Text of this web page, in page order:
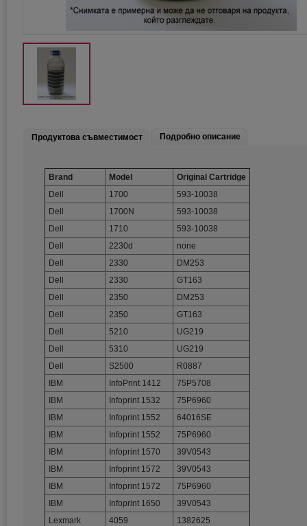
Продуктова съвместимост Подробно описание
Brand Model
Original Cartridge
Dell
1700
593-10038
Dell
1700N
593-10038
Dell
1710
593-10038
Dell
2230d
none
Dell
2330
DM253
Dell
2330
GT163
Dell
2350
DM253
Dell
2350
GT163
Dell
5210
UG219
Dell
5310
UG219
Dell
S2500
R0887
IBM
InfoPrint 1412
75P5708
IBM
Infoprint 1532
75P6960
IBM
Infoprint 1552
64016SE
IBM
Infoprint 1552
75P6960
IBM
Infoprint 1570
39V0543
IBM
Infoprint 1572
39V0543
IBM
Infoprint 1572
75P6960
IBM
Infoprint 1650
39V0543
Lexmark
4059
1382625